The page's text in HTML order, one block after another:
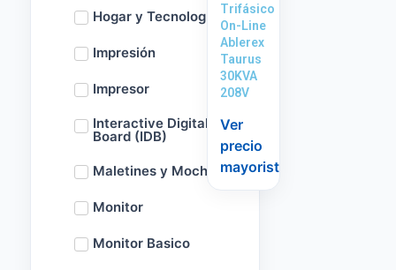
Hogar y Tecnología
Impresión
Impresor
Interactive Digital
Board (IDB)
Maletines y Mochilas
Monitor
Monitor Basico
Trifásico
On-Line
Ablerex
Taurus
30KVA
208V
Ver
precio
mayorista